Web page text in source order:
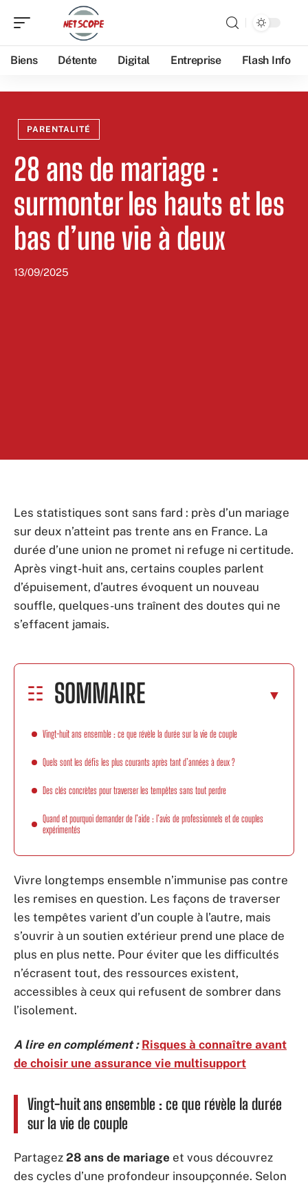
Biens Détente Digital Entreprise Flash Info
PARENTALITÉ
28 ans de mariage :
surmonter les hauts et les
bas d’une vie à deux
13/09/2025
Les statistiques sont sans fard : près d’un mariage
sur deux n’atteint pas trente ans en France. La
durée d’une union ne promet ni refuge ni certitude.
Après vingt-huit ans, certains couples parlent
d’épuisement, d’autres évoquent un nouveau
souffle, quelques-uns traînent des doutes qui ne
s’effacent jamais.
SOMMAIRE
Vingt-huit ans ensemble : ce que révèle la durée sur la vie de couple
Quels sont les défis les plus courants après tant d’années à deux ?
Des clés concrètes pour traverser les tempêtes sans tout perdre
Quand et pourquoi demander de l’aide : l’avis de professionnels et de couples
expérimentés
Vivre longtemps ensemble n’immunise pas contre
les remises en question. Les façons de traverser
les tempêtes varient d’un couple à l’autre, mais
s’ouvrir à un soutien extérieur prend une place de
plus en plus nette. Pour éviter que les difficultés
n’écrasent tout, des ressources existent,
accessibles à ceux qui refusent de sombrer dans
l’isolement.
A lire en complément : Risques à connaître avant
de choisir une assurance vie multisupport
Vingt-huit ans ensemble : ce que révèle la durée
sur la vie de couple
Partagez 28 ans de mariage et vous découvrez
des cycles d’une profondeur insoupçonnée. Selon